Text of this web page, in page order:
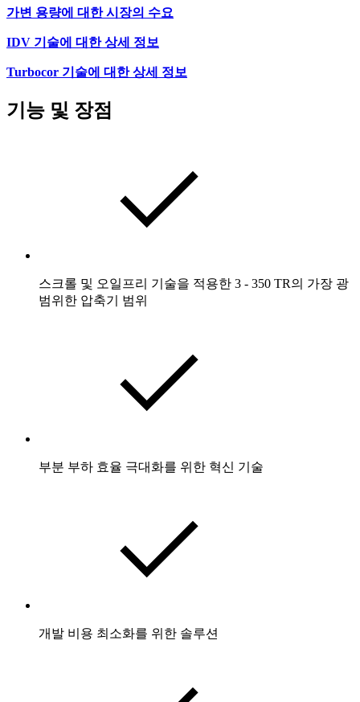
가변 용량에 대한 시장의 수요
IDV 기술에 대한 상세 정보
Turbocor 기술에 대한 상세 정보
기능 및 장점
스크롤 및 오일프리 기술을 적용한 3 - 350 TR의 가장 광
범위한 압축기 범위
부분 부하 효율 극대화를 위한 혁신 기술
개발 비용 최소화를 위한 솔루션